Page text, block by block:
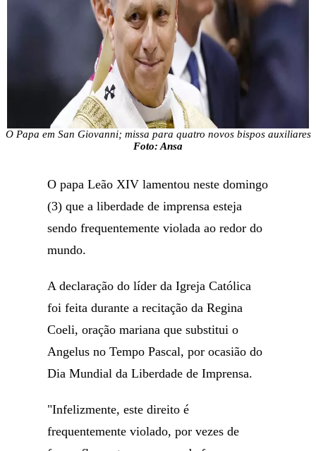
O Papa em San Giovanni; missa para quatro novos bispos auxiliares
Foto: Ansa
O papa Leão XIV lamentou neste domingo
(3) que a liberdade de imprensa esteja
sendo frequentemente violada ao redor do
mundo.
A declaração do líder da Igreja Católica
foi feita durante a recitação da Regina
Coeli, oração mariana que substitui o
Angelus no Tempo Pascal, por ocasião do
Dia Mundial da Liberdade de Imprensa.
"Infelizmente, este direito é
frequentemente violado, por vezes de